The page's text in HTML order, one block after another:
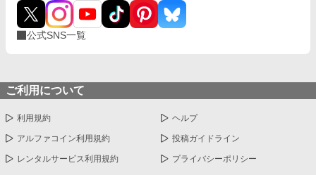
公式SNS一覧
ご利用について
利用規約 ヘルプ
アルファコイン利用規約 投稿ガイドライン
レンタルサービス利用規約 プライバシーポリシー